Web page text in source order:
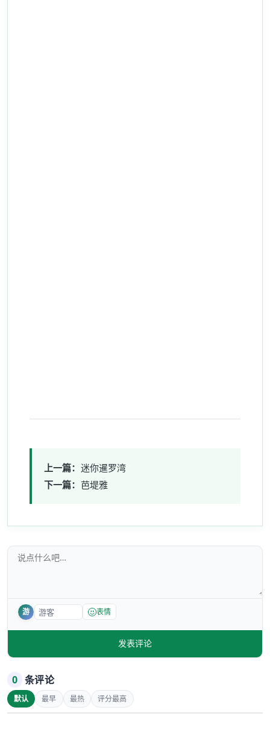
上一篇： 迷你暹罗湾
下一篇： 芭堤雅
游 表情
发表评论
0 条评论
默认 最早 最热 评分最高